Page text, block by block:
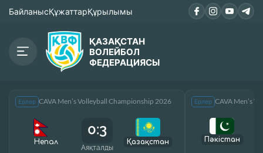
БайланысҚұжаттарҚұрылымы
ҚАЗАҚСТАН
ВОЛЕЙБОЛ
ФЕДЕРАЦИЯСЫ
Ерлер CAVA Men’s Volleyball Championship 2026
Непал
0:3
Аяқталды
Қазақcтан
Ерлер CAVA Men’s
Пәкістан